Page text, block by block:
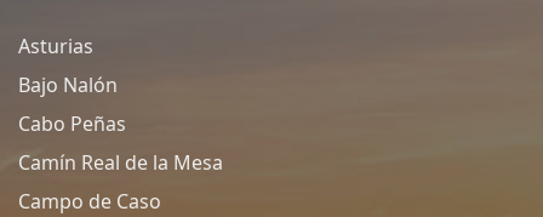
Asturias
Bajo Nalón
Cabo Peñas
Camín Real de la Mesa
Campo de Caso